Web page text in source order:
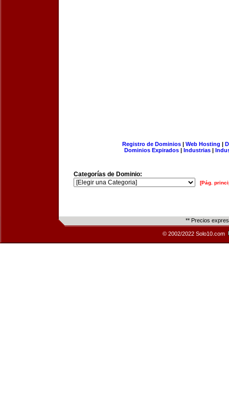
Registro de Dominios| Web Hosting |
Dominios Expirados | Industrias |
Categorías de Dominio:
[Pág.
** Precios
© 2002/2022 Solo10.com